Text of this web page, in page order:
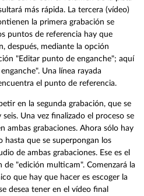
más rápida. La tercera (vídeo)
la primera grabación se
puntos de referencia hay que
después, mediante la opción
"Editar punto de enganche"; aquí
Una línea rayada
el punto de referencia.
en la segunda grabación, que se
Una vez finalizado el proceso se
ambas grabaciones. Ahora sólo hay
hasta que se superpongan los
de ambas grabaciones. Ese es el
"edición multicam". Comenzará la
que hay que hacer es escoger la
desea tener en el vídeo final